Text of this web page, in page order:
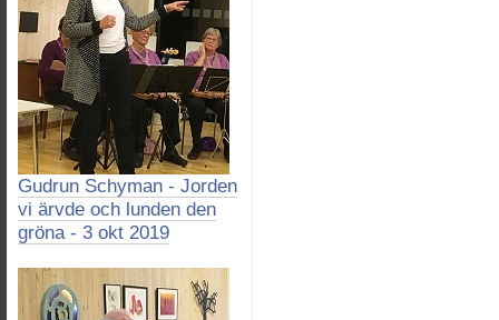
Gudrun Schyman - Jorden
vi ärvde och lunden den
gröna - 3 okt 2019